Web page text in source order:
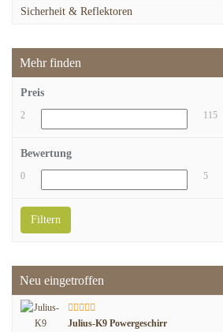
Sicherheit & Reflektoren
Mehr finden
Preis
2 115
Bewertung
0 5
Filtern
Neu eingetroffen
Julius-K9 Powergeschirr